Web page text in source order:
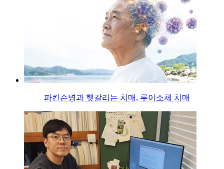
파킨슨병과 헷갈리는 치매, 루이소체 치매